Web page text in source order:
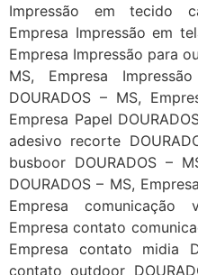
Impressão em tecido
Empresa Impressão em
Empresa Impressão para
MS, Empresa
DOURADOS – MS,
Empresa Papel
adesivo recorte
busboor DOURADOS –
DOURADOS – MS,
Empresa comunicação
Empresa contato
Empresa contato midia
contato outdoor